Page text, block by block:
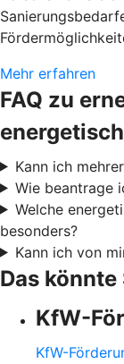
Mehr erfahren
FAQ zu
Kann ich
Wie beantrage
Welche
besonders?
Kann ich von
Das
KfW-
KfW-